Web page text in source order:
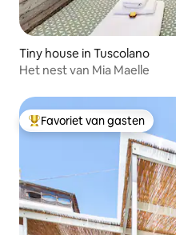
Tiny house in Tuscolano
Het nest van Mia Maelle
Topfavoriet van gasten
Favoriet van gasten